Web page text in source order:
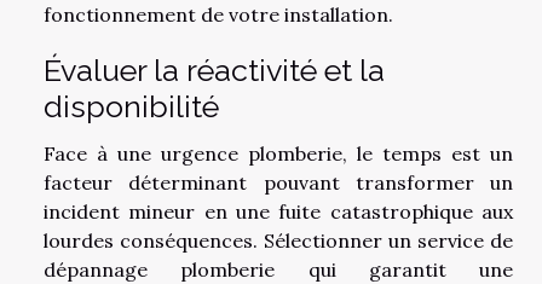
fonctionnement de votre installation.
Évaluer la réactivité et la
disponibilité
Face à une urgence plomberie, le temps est un
facteur déterminant pouvant transformer un
incident mineur en une fuite catastrophique aux
lourdes conséquences. Sélectionner un service de
dépannage plomberie qui garantit une